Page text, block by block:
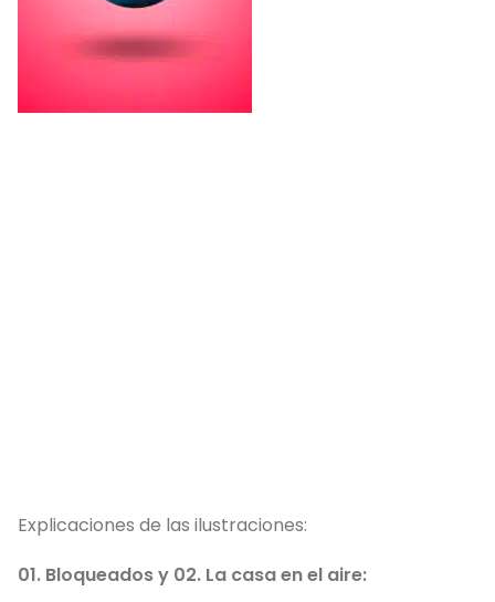
Explicaciones de las ilustraciones:
01. Bloqueados y 02. La casa en el aire: